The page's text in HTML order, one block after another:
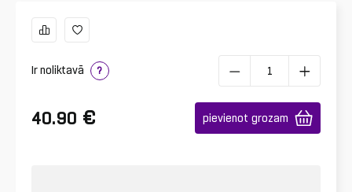
Ir noliktavā ?
40.90 € pievienot grozam